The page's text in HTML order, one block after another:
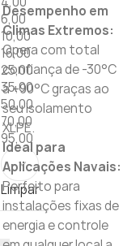
6,00
10,00
16,00
25,00
35,00
50,00
70,00
95,00
Limpar
Desempenho em
Climas Extremos:
Opera com total
confiança de -30°C
a +90°C graças ao
seu isolamento
XLPE.
Ideal para
Aplicações Navais:
Perfeito para
instalações fixas de
energia e controle